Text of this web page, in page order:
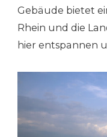
Gebäude bietet
Rhein und die
hier entspannen